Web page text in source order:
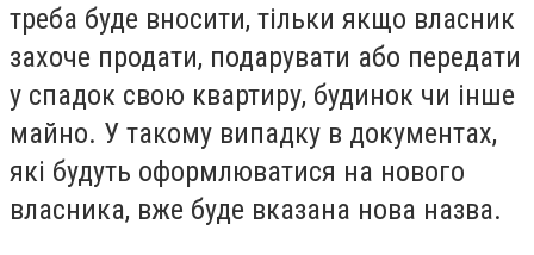
треба буде вносити, тільки якщо власник
захоче продати, подарувати або передати
у спадок свою квартиру, будинок чи інше
майно. У такому випадку в документах,
які будуть оформлюватися на нового
власника, вже буде вказана нова назва.